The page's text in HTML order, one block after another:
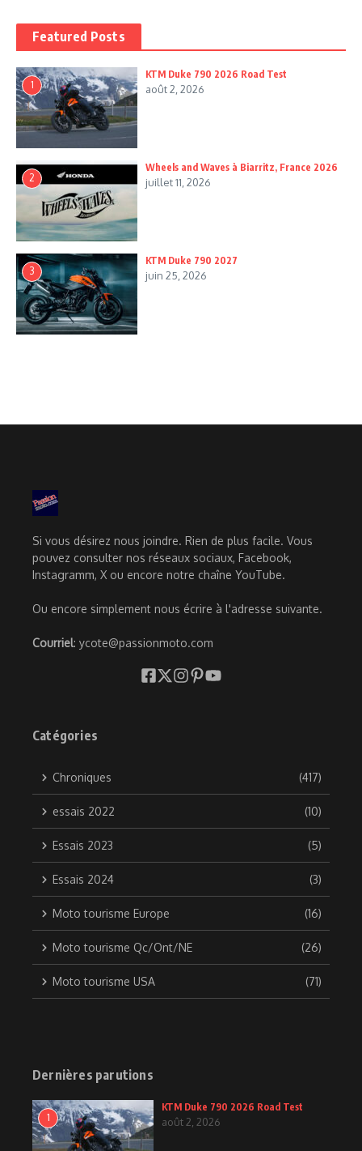
Featured Posts
1
KTM Duke 790 2026 Road Test
août 2, 2026
2
Wheels and Waves à Biarritz, France 2026
juillet 11, 2026
3
KTM Duke 790 2027
juin 25, 2026
Si vous désirez nous joindre. Rien de plus facile. Vous
pouvez consulter nos réseaux sociaux, Facebook,
Instagramm, X ou encore notre chaîne YouTube.
Ou encore simplement nous écrire à l'adresse suivante.
Courriel: ycote@passionmoto.com
Catégories
Chroniques (417)
essais 2022 (10)
Essais 2023 (5)
Essais 2024 (3)
Moto tourisme Europe (16)
Moto tourisme Qc/Ont/NE (26)
Moto tourisme USA (71)
Dernières parutions
1
KTM Duke 790 2026 Road Test
août 2, 2026